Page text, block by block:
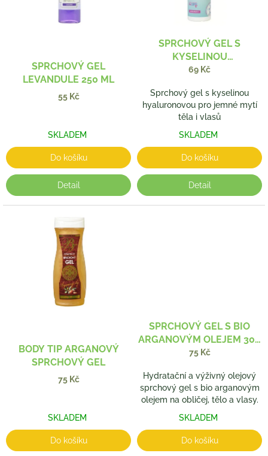
SPRCHOVÝ GEL
LEVANDULE 250 ML
55 Kč
SKLADEM
Do košíku
Detail
SPRCHOVÝ GEL S
KYSELINOU
HYALURONOVOU 200 ML
69 Kč
Sprchový gel s kyselinou
hyaluronovou pro jemné mytí
těla i vlasů
SKLADEM
Do košíku
Detail
BODY TIP ARGANOVÝ
SPRCHOVÝ GEL
75 Kč
SKLADEM
Do košíku
SPRCHOVÝ GEL S BIO
ARGANOVÝM OLEJEM 300
ML
75 Kč
Hydratační a výživný olejový
sprchový gel s bio arganovým
olejem na obličej, tělo a vlasy.
SKLADEM
Do košíku